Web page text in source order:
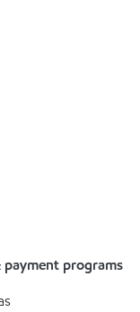
programs